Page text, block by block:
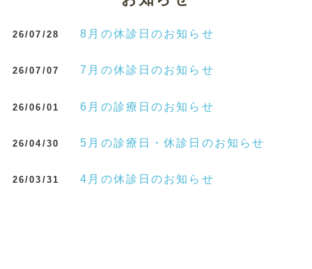
26/07/28 8月の休診日のお知らせ
26/07/07 7月の休診日のお知らせ
26/06/01 6月の診療日のお知らせ
26/04/30 5月の診療日・休診日のお知らせ
26/03/31 4月の休診日のお知らせ